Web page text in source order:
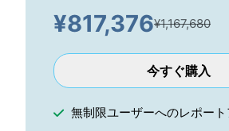
¥817,376¥1,167,680
今すぐ購入
無制限ユーザーへのレポート